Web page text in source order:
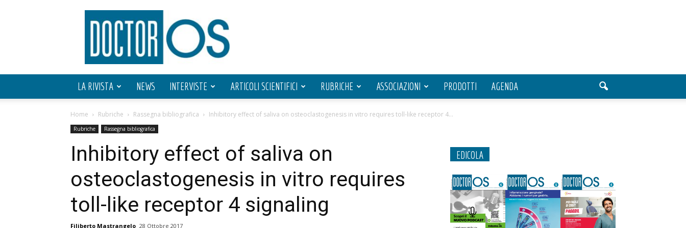
Doctor
OS
LA RIVISTA NEWS INTERVISTE ARTICOLI SCIENTIFICI RUBRICHE ASSOCIAZIONI PRODOTTI AGENDA
Home Rubriche Rassegna bibliografica Inhibitory effect of saliva on osteoclastogenesis in vitro requires toll-like receptor 4...
Rubriche Rassegna bibliografica
Inhibitory effect of saliva on
osteoclastogenesis in vitro requires
toll-like receptor 4 signaling
Filiberto Mastrangelo 28 Ottobre 2017
EDICOLA